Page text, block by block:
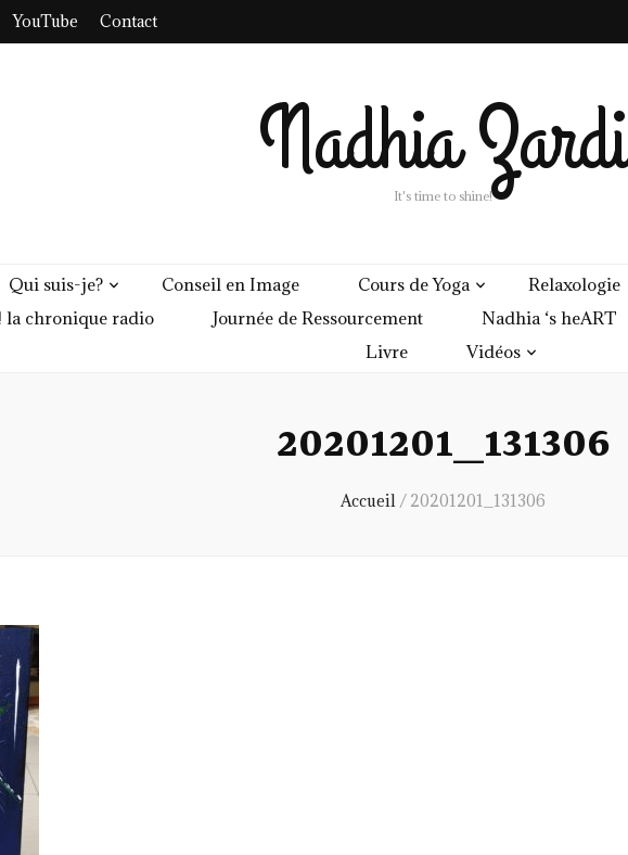
YouTube Contact
Nadhia Zardi
It's time to shine!
Qui suis-je? Conseil en Image Cours de Yoga Relaxologie
la chronique radio
Journée de Ressourcement Nadhia ‘s heART
Livre
Vidéos
20201201_131306
Accueil / 20201201_131306